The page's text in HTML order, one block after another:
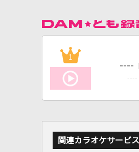
1
----
----
関連カラオケサービス